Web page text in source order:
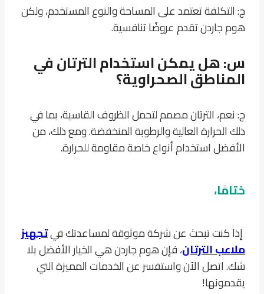
ج: التكلفة تعتمد على المساحة والنوع المستخدم، ولكن
هوم جاردن تقدم عروضًا تنافسية.
س: هل يمكن استخدام الترتان في
المناطق الصحراوية؟
ج: نعم، الترتان مصمم لتحمل الظروف القاسية، بما في
ذلك الحرارة العالية والرطوبة المنخفضة. ومع ذلك، من
الأفضل استخدام أنواع خاصة مقاومة للحرارة.
ختامًا،
إذا كنت تبحث عن شركة موثوقة لمساعدتك فيتجهيز
ملاعب الترتان، فإن هوم جاردن هي الخيار الأفضل بلا
شك. اتصل الآن واستفسر عن الخدمات المميزة التي
يقدمونها!